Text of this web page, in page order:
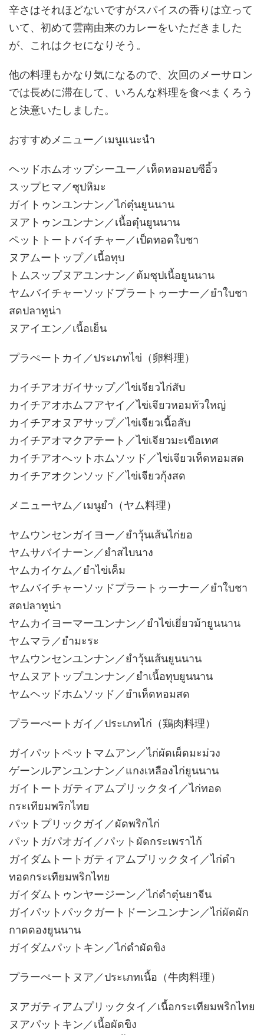
辛さはそれほどないですがスパイスの香りは立って
いて、初めて雲南由来のカレーをいただきました
が、これはクセになりそう。
他の料理もかなり気になるので、次回のメーサロン
では長めに滞在して、いろんな料理を食べまくろう
と決意いたしました。
おすすめメニュー／เมนูแนะนำ
ヘッドホムオップシーユー／เห็ดหอมอบซีอิ้ว
スップヒマ／ซุปหิมะ
ガイトゥンユンナン／ไก่ตุ๋นยูนนาน
ヌアトゥンユンナン／เนื้อตุ๋นยูนนาน
ペットトートバイチャー／เป็ดทอดใบชา
ヌアムートップ／เนื้อทุบ
トムスップヌアユンナン／ต้มซุปเนื้อยูนนาน
ヤムバイチャーソッドプラートゥーナー／ยำใบชา
สดปลาทูน่า
ヌアイエン／เนื้อเย็น
プラぺートカイ／ประเภทไข่（卵料理）
カイチアオガイサップ／ไข่เจียวไก่สับ
カイチアオホムフアヤイ／ไข่เจียวหอมหัวใหญ่
カイチアオヌアサップ／ไข่เจียวเนื้อสับ
カイチアオマクアテート／ไข่เจียวมะเขือเทศ
カイチアオへットホムソッド／ไข่เจียวเห็ดหอมสด
カイチアオクンソッド／ไข่เจียวกุ้งสด
メニューヤム／เมนูยำ（ヤム料理）
ヤムウンセンガイヨー／ยำวุ้นเส้นไก่ยอ
ヤムサバイナーン／ยำสไบนาง
ヤムカイケム／ยำไข่เค็ม
ヤムバイチャーソッドプラートゥーナー／ยำใบชา
สดปลาทูน่า
ヤムカイヨーマーユンナン／ยำไข่เยี่ยวม้ายูนนาน
ヤムマラ／ยำมะระ
ヤムウンセンユンナン／ยำวุ้นเส้นยูนนาน
ヤムヌアトップユンナン／ยำเนื้อทุบยูนนาน
ヤムヘッドホムソッド／ยำเห็ดหอมสด
プラーぺートガイ／ประเภทไก่（鶏肉料理）
ガイパットペットマムアン／ไก่ผัดเผ็ดมะม่วง
ゲーンルアンユンナン／แกงเหลืองไก่ยูนนาน
ガイトートガティアムプリックタイ／ไก่ทอด
กระเทียมพริกไทย
パットプリックガイ／ผัดพริกไก่
パットガパオガイ／パットผัดกระเพราไก้
ガイダムトートガティアムプリックタイ／ไก่ดำ
ทอดกระเทียมพริกไทย
ガイダムトゥンヤージーン／ไก่ดำตุ๋นยาจีน
ガイパットパックガートドーンユンナン／ไก่ผัดผัก
กาดดองยูนนาน
ガイダムパットキン／ไก่ดำผัดขิง
プラーぺートヌア／ประเภทเนื้อ（牛肉料理）
ヌアガティアムプリックタイ／เนื้อกระเทียมพริกไทย
ヌアパットキン／เนื้อผัดขิง